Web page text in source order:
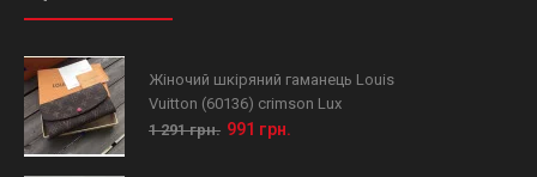
Жіночий шкіряний гаманець Louis
Vuitton (60136) crimson Lux
1 291 грн. 991 грн.